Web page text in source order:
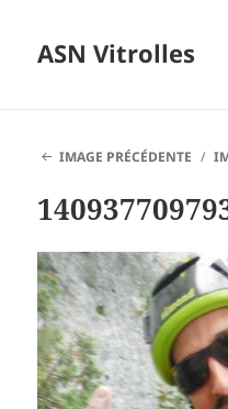
ASN Vitrolles
IMAGE PRÉCÉDENTE